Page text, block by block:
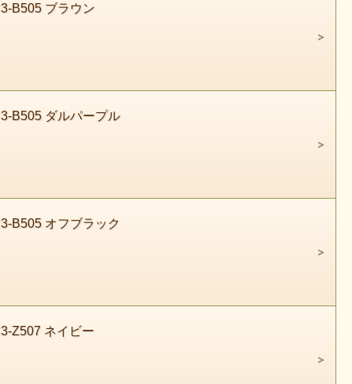
B505 ブラウン
B505 ダルパープル
B505 オフブラック
Z507 ネイビー